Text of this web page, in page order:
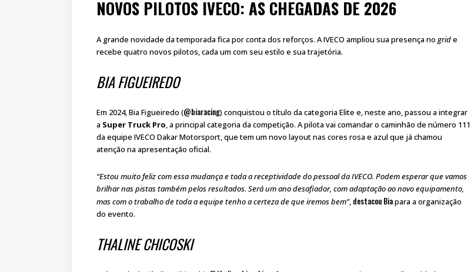
NOVOS PILOTOS IVECO: AS CHEGADAS DE 2026
A grande novidade da temporada fica por conta dos reforços. A IVECO ampliou sua presença no gride
recebe quatro novos pilotos, cada um com seu estilo e sua trajetória.
BIA FIGUEIREDO
Em 2024, Bia Figueiredo (@biaracing) conquistou o título da categoria Elite e, neste ano, passou a integrar
a Super Truck Pro, a principal categoria da competição. A pilota vai comandar o caminhão de número 111
da equipe IVECO Dakar Motorsport, que tem um novo layout nas cores rosa e azul que já chamou
atenção na apresentação oficial.
“Estou muito feliz com essa mudança e toda a receptividade do pessoal da IVECO. Podem esperar que vamos
brilhar nas pistas também pelos resultados. Será um ano desafiador, com adaptação ao novo equipamento,
mas com o trabalho de toda a equipe tenho a certeza de que iremos bem”, destacou Biapara a organização
do evento.
THALINE CHICOSKI